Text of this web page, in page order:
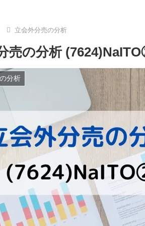
立会外分売の分析
売の分析
分析